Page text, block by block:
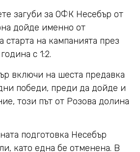
загуби за ОФК Несебър от
дойде именно от
на кампанията през
с 1:2.
включи на шеста предавка
победи, преди да дойде и
този път от Розова долина
подготовка Несебър
като една бе отменена. В